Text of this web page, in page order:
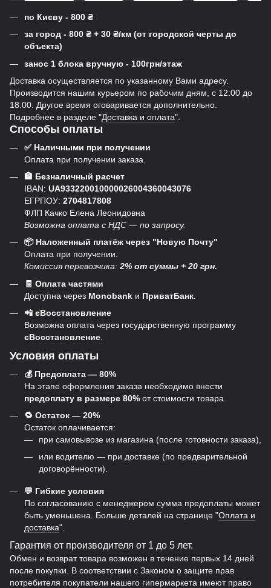
по Києву - 800 ₴
за город - 800 ₴ + 30 ₴/км (от городской черты до
объекта)
занос 1 блока вручную - 100грн/этаж
Доставка осуществляется по указанному Вами адресу.
Производится нашим курьером по рабочим дням, с 12:00 до
18:00. Другое время оговаривается дополнительно.
Подробнее в разделе "Доставка и оплата".
Способы оплаты
✅ Наличными при получении
Оплата при получении заказа.
🏦 Безналичный расчет
IBAN: UA933220010000026004360043076
ЕГРПОУ: 2704817808
ФЛП Качко Елена Леонидовна
Возможна оплата с НДС — по запросу.
📦 Наложенный платёж через "Новую Почту"
Оплата при получении.
Комиссия перевозчика:2% от суммы + 20 грн.
🧾 Оплата частями
Доступна через Monobank и ПриватБанк
📲 єВосстановление
Возможна оплата через государственную программу
єВосстановление
Условия оплаты
💰 Предоплата — 80%
На этапе оформления заказа необходимо внести
предоплату в размере 80% от стоимости товара.
🔁 Остаток — 20%
Остаток оплачивается:
при самовывозе из магазина (после готовности заказа),
или водителю — при доставке (по предварительной
договорённости).
💬 Гибкие условия
По согласованию с менеджером сумма предоплаты может
быть уменьшена. Больше деталей на странице "Оплата и
доставка".
Гарантия от производителя от 1 до 5 лет.
Обмен и возврат товара возможен в течение первых 14 дней
после покупки. В соответствии с Законом о защите прав
потребителя покупатели нашего гипермаркета имеют право